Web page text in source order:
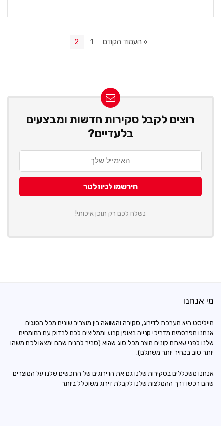
» העמוד הקודם 1
2
רוצים לקבל סקירות חדשות ומבצעים
בלעדיים?
נשלח לכם רק תוכן איכותי!
מי אנחנו
מייליסט היא מערכת לדירוג, סקירה והשוואה בין מוצרים שונים מכל הסוגים.
אנחנו מפרסמים מדריכי קנייה באופן קבוע וממליצים לכם לבדוק עם המומחים
שלנו לפני שאתם קונים מוצר מכל סוג שהוא (סביר להניח שהם ימצאו לכם משהו
יותר טוב במחיר יותר משתלם).
אנחנו משכללים בסקירות שלנו גם את הדירוגים של הרוכשים שלנו על המוצרים
שהם רכשו דרך ההמלצות שלנו לקבלת דירוג משוכלל ביותר